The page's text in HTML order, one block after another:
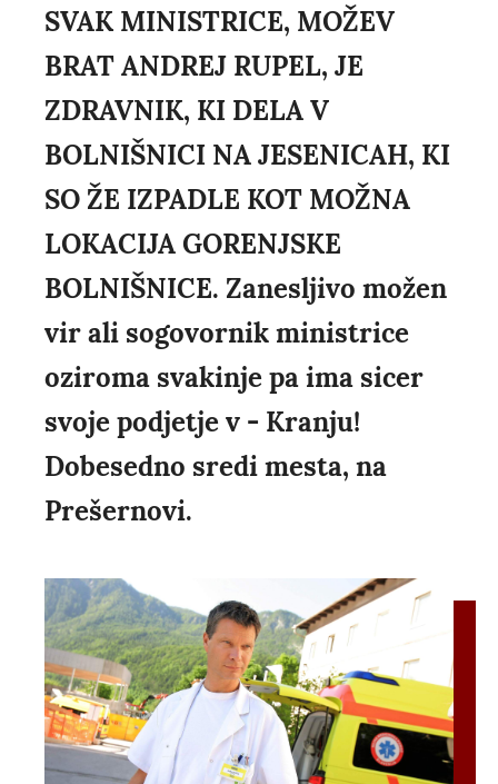
SVAK MINISTRICE, MOŽEV
BRAT ANDREJ RUPEL, JE
ZDRAVNIK, KI DELA V
BOLNIŠNICI NA JESENICAH, KI
SO ŽE IZPADLE KOT MOŽNA
LOKACIJA GORENJSKE
BOLNIŠNICE. Zanesljivo možen
vir ali sogovornik ministrice
oziroma svakinje pa ima sicer
svoje podjetje v - Kranju!
Dobesedno sredi mesta, na
Prešernovi.